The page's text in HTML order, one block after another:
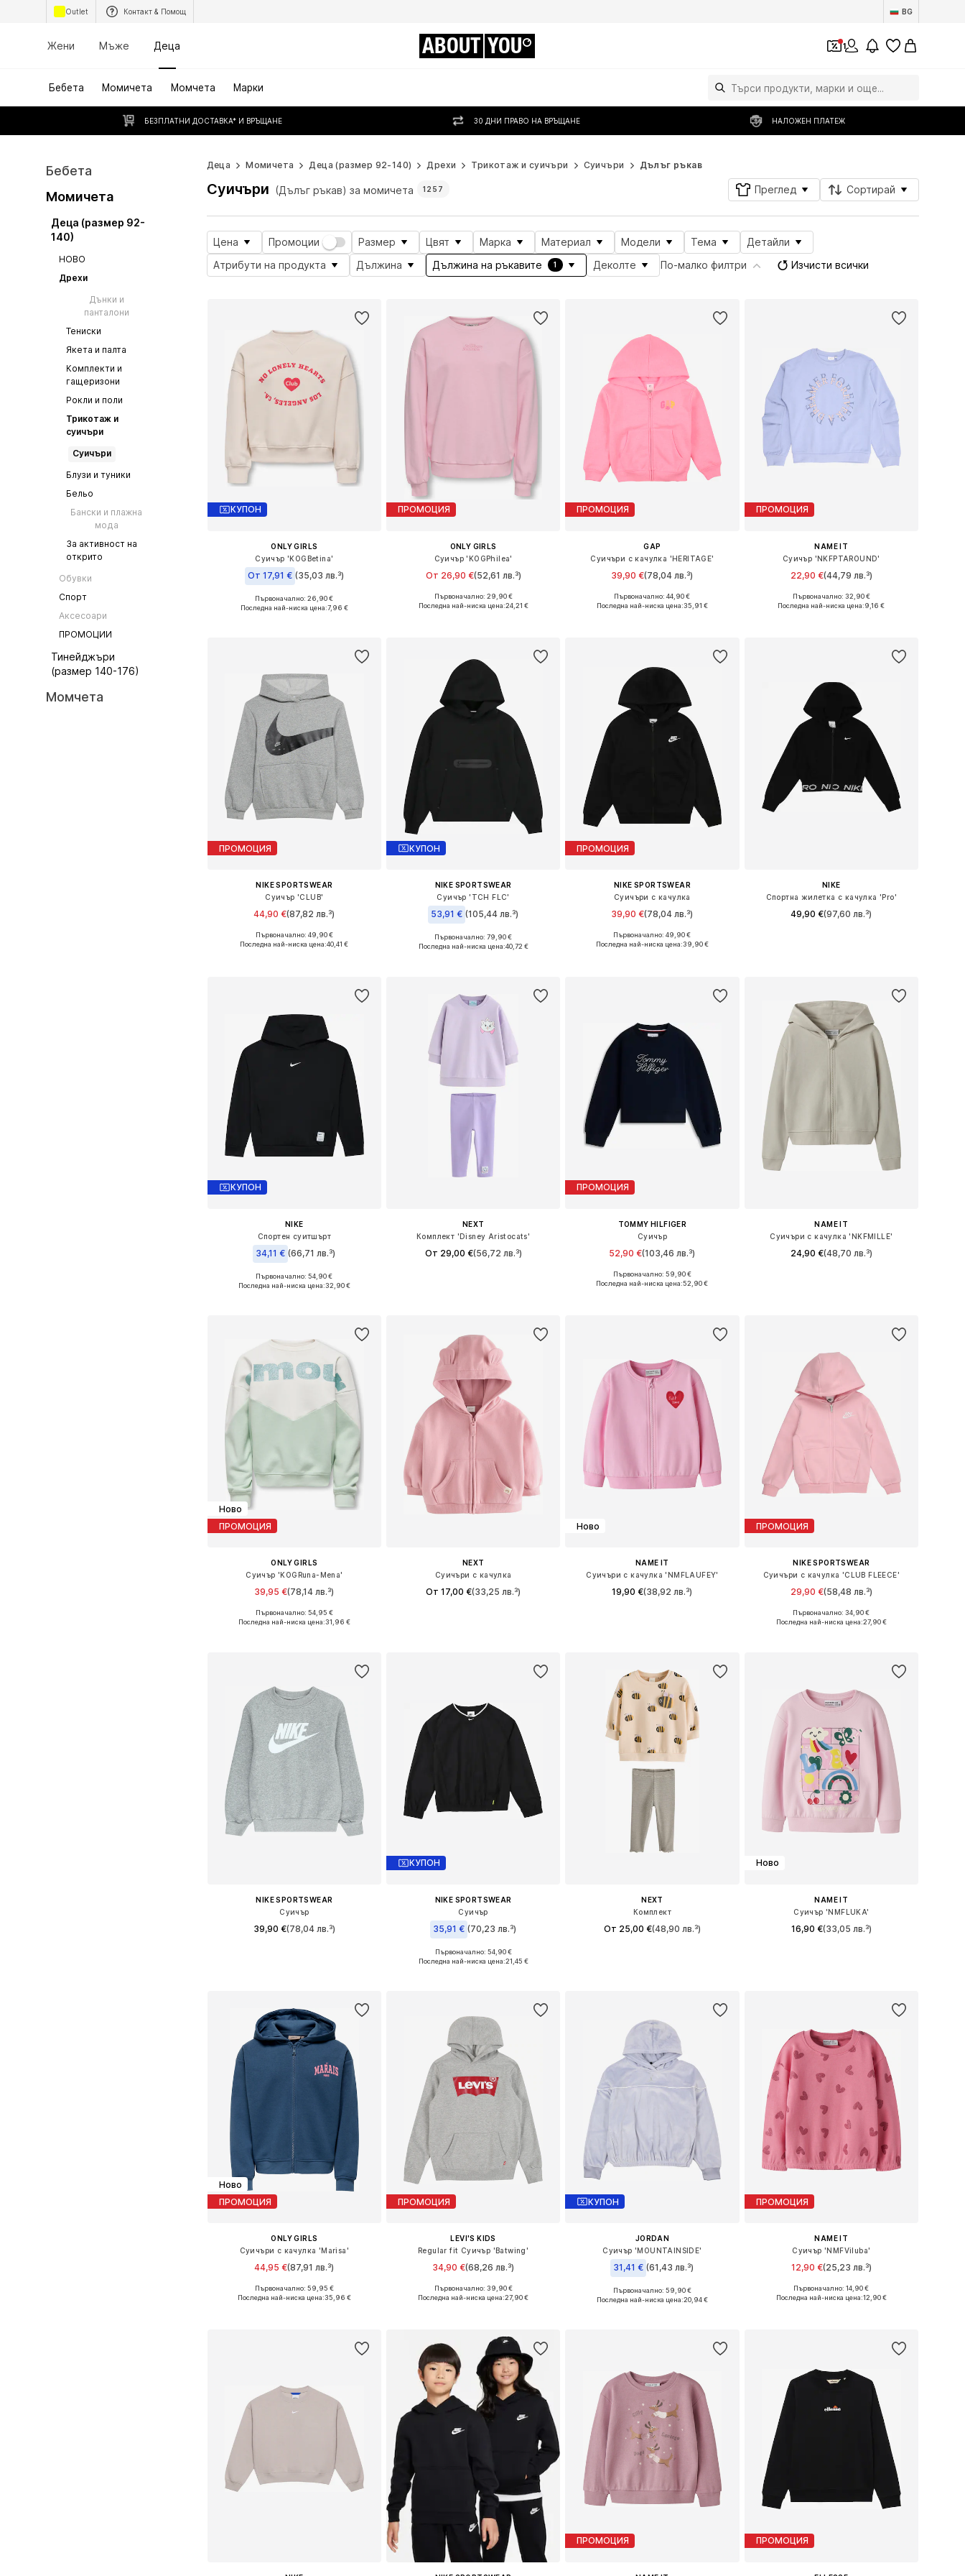
Outlet Контакт & Помощ BG
Жени Мъже Деца ABOUT YOU 1
Бебета Момичета Момчета Марки
БЕЗПЛАТНИ ДОСТАВКА* И ВРЪЩАНЕ 30 ДНИ ПРАВО НА ВРЪЩАНЕ НАЛОЖЕН ПЛАТЕЖ
Бебета
Момичета
Деца (размер 92-
140)
НОВО
Дрехи
Дънки и
панталони
Тениски
Якета и палта
Комплекти и
гащеризони
Рокли и поли
Трикотаж и
суичъри
Суичъри
Блузи и туники
Бельо
Бански и плажна
мода
За активност на
открито
Обувки
Спорт
Аксесоари
ПРОМОЦИИ
Тинейджъри
(размер 140-176)
Момчета
Деца Момичета Деца (размер 92-140) Дрехи Трикотаж и суичъри Суичъри Дълъг ръкав
Суичъри (Дълъг ръкав) за момичета 1257 Преглед Сортирай
Цена Промоции Размер Цвят Марка Материал Модели Тема
Детайли
Атрибути на продукта
Дължина Дължина на ръкавите 1 Деколте По-малко филтри Изчисти всички
КУПОН
ONLY GIRLS
Суичър 'KOGBetina'
От 17,91 € (35,03 лв.³)
Предлага се в много размери
Първоначално: 26,90 €
Последна най-ниска цена:7,96 €
ПРОМОЦИЯ
ONLY GIRLS
Суичър 'KOGPhilea'
От 26,90 €(52,61 лв.³)
Първоначално: 29,90 €
Последна най-ниска цена:24,21 €
ПРОМОЦИЯ
GAP
Суичъри с качулка 'HERITAGE'
39,90 €(78,04 лв.³)
Предлага се в много размери
Първоначално: 44,90 €
Последна най-ниска цена:35,91 €
ПРОМОЦИЯ
NAME IT
Суичър 'NKFPTAROUND'
22,90 €(44,79 лв.³)
Първоначално: 32,90 €
Последна най-ниска цена:9,16 €
ПРОМОЦИЯ
NIKE SPORTSWEAR
Суичър 'CLUB'
44,90 €(87,82 лв.³)
Предлага се в много размери
Първоначално: 49,90 €
Последна най-ниска цена:40,41 €
КУПОН
NIKE SPORTSWEAR
Суичър 'TCH FLC'
53,91 € (105,44 лв.³)
Първоначално: 79,90 €
Последна най-ниска цена:40,72 €
ПРОМОЦИЯ
NIKE SPORTSWEAR
Суичъри с качулка
39,90 €(78,04 лв.³)
Първоначално: 49,90 €
Последна най-ниска цена:39,90 €
NIKE
Спортна жилетка с качулка 'Pro'
49,90 €(97,60 лв.³)
КУПОН
NIKE
Спортен суитшърт
34,11 € (66,71 лв.³)
Налични размери: 122-128, 128-138
Първоначално: 54,90 €
Последна най-ниска цена:32,90 €
NEXT
Комплект 'Disney Aristocats'
От 29,00 €(56,72 лв.³)
ПРОМОЦИЯ
TOMMY HILFIGER
Суичър
52,90 €(103,46 лв.³)
Предлага се в много размери
Първоначално: 59,90 €
Последна най-ниска цена:52,90 €
NAME IT
Суичъри с качулка 'NKFMILLE'
24,90 €(48,70 лв.³)
Ново
ПРОМОЦИЯ
ONLY GIRLS
Суичър 'KOGRuna-Mena'
39,95 €(78,14 лв.³)
Първоначално: 54,95 €
Последна най-ниска цена:31,96 €
NEXT
Суичъри с качулка
От 17,00 €(33,25 лв.³)
Ново
NAME IT
Суичъри с качулка 'NMFLAUFEY'
19,90 €(38,92 лв.³)
ПРОМОЦИЯ
NIKE SPORTSWEAR
Суичъри с качулка 'CLUB FLEECE'
29,90 €(58,48 лв.³)
Първоначално: 34,90 €
Последна най-ниска цена:27,90 €
NIKE SPORTSWEAR
Суичър
39,90 €(78,04 лв.³)
КУПОН
NIKE SPORTSWEAR
Суичър
35,91 € (70,23 лв.³)
Предлага се в много размери
Първоначално: 54,90 €
Последна най-ниска цена:21,45 €
NEXT
Комплект
От 25,00 €(48,90 лв.³)
Ново
NAME IT
Суичър 'NMFLUKA'
16,90 €(33,05 лв.³)
Ново
ПРОМОЦИЯ
ONLY GIRLS
Суичъри с качулка 'Marisa'
44,95 €(87,91 лв.³)
Първоначално: 59,95 €
Последна най-ниска цена:35,96 €
ПРОМОЦИЯ
LEVI'S KIDS
Regular fit Суичър 'Batwing'
34,90 €(68,26 лв.³)
+1
Предлага се в много размери
Първоначално: 39,90 €
Последна най-ниска цена:27,90 €
КУПОН
JORDAN
Суичър 'MOUNTAINSIDE'
31,41 € (61,43 лв.³)
Първоначално: 59,90 €
Последна най-ниска цена:20,94 €
ПРОМОЦИЯ
NAME IT
Суичър 'NMFViluba'
12,90 €(25,23 лв.³)
Предлага се в много размери
Първоначално: 14,90 €
Последна най-ниска цена:12,90 €
ПРОМОЦИЯ ПРОМОЦИЯ